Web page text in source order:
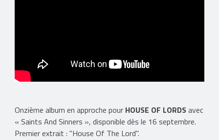
Onzième album en approche pour HOUSE OF LORDSavec
« Saints And Sinners », disponible dès le 16 septembre.
Premier extrait : "House Of The Lord".